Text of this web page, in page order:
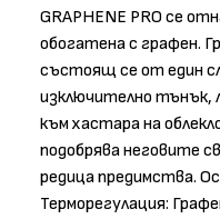
GRAPHENE PRO се
обогатена с графен.
състоящ се от един
изключително тънък,
към хастара на
подобрява неговите
редица предимства.
Терморегулация: